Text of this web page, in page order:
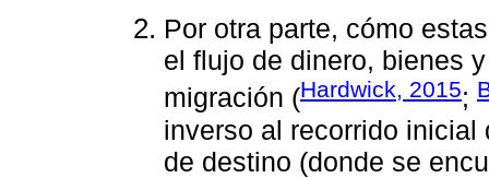
Por otra parte, cómo
el flujo de dinero, bienes
migración (Hardwick, 2015;
inverso al recorrido
de destino (donde se